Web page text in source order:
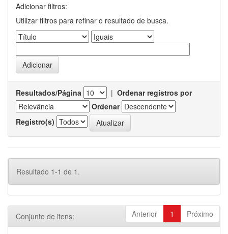
Adicionar filtros:
Utilizar filtros para refinar o resultado de busca.
Resultados/Página | Ordenar registros por
Ordenar
Registro(s)
Resultado 1-1 de 1.
Anterior 1 Próximo
Conjunto de itens: